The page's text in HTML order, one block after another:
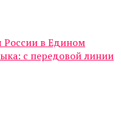
России в Едином
с передовой линии